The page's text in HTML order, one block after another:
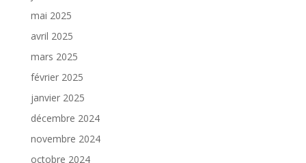
mai 2025
avril 2025
mars 2025
février 2025
janvier 2025
décembre 2024
novembre 2024
octobre 2024